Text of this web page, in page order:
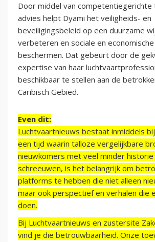
Door middel van competentiegerichte
advies helpt Dyami het veiligheids- en
beveiligingsbeleid op een duurzame
verbeteren en sociale en
beschermen. Dat gebeurt door de
expertise van haar
beschikbaar te stellen aan de
Caribisch Gebied.
Even dit:
Luchtvaartnieuws bestaat inmiddels
een tijd waarin talloze vergelijkbare
nieuwkomers met veel minder historie
schreeuwen, is het belangrijk om
platforms te hebben die niet alleen
maar ook perspectief en verhalen die
doen.
Bij Luchtvaartnieuws en zustersite
vind je die betrouwbaarheid. Onze